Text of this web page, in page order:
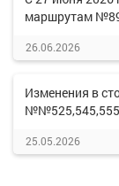
маршрутам
26.06.2026
Изменения в
25.05.2026